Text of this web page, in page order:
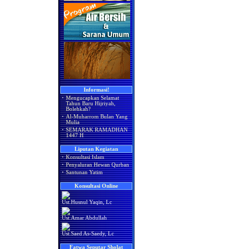
Informasi!
· Mengucapkan Selamat
Tahun Baru Hijriyah,
Bolehkah?
· Al-Muharrom Bulan Yang
Mulia
· SEMARAK RAMADHAN
1447 H
Liputan Kegiatan
· Konsultasi Islam
· Penyaluran Hewan Qurban
· Santunan Yatim
Konsultasi Online
Ust.Husnul Yaqin, Lc
Ust.Amar Abdullah
Ust.Saed As-Saedy, Lc
Fatwa Seputar Sholat